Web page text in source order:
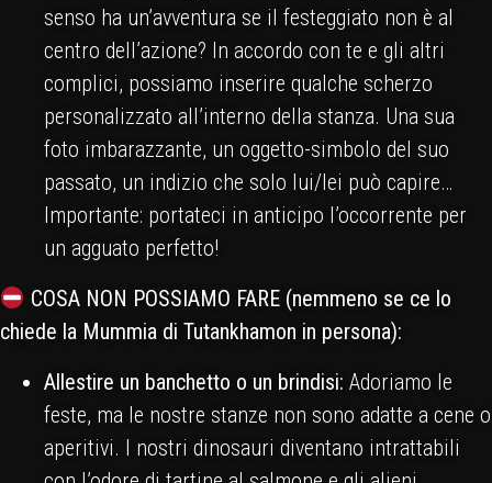
senso ha un’avventura se il festeggiato non è al
centro dell’azione? In accordo con te e gli altri
complici, possiamo inserire qualche scherzo
personalizzato all’interno della stanza. Una sua
foto imbarazzante, un oggetto-simbolo del suo
passato, un indizio che solo lui/lei può capire…
Importante: portateci in anticipo l’occorrente per
un agguato perfetto!
COSA NON POSSIAMO FARE (nemmeno se ce lo
chiede la Mummia di Tutankhamon in persona):
Allestire un banchetto o un brindisi: Adoriamo le
feste, ma le nostre stanze non sono adatte a cene o
aperitivi. I nostri dinosauri diventano intrattabili